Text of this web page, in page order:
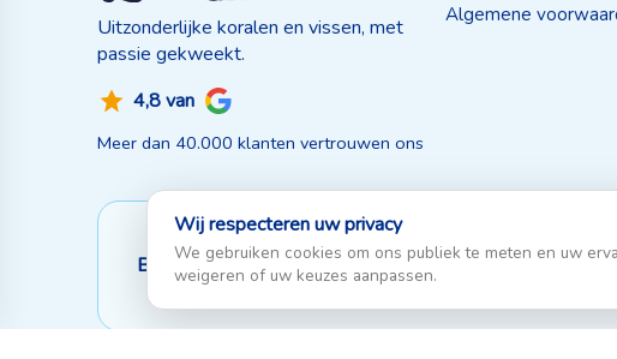
Uitzonderlijke koralen en vissen, met
passie gekweekt.
4,8 van
Meer dan 40.000 klanten vertrouwen ons
Algemene
Betaalmethoden
Wij respecteren uw privacy
We gebruiken cookies om ons publiek te meten en uw
weigeren of uw keuzes aanpassen.